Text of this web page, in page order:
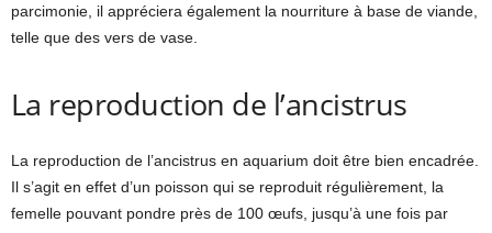
parcimonie, il appréciera également la nourriture à base de viande,
telle que des vers de vase.
La reproduction de l’ancistrus
La reproduction de l’ancistrus en aquarium doit être bien encadrée.
Il s’agit en effet d’un poisson qui se reproduit régulièrement, la
femelle pouvant pondre près de 100 œufs, jusqu’à une fois par